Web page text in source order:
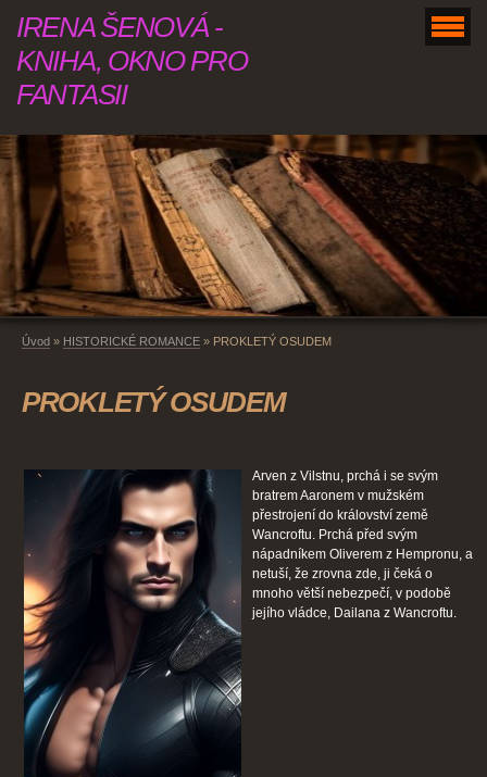
IRENA ŠENOVÁ -
KNIHA, OKNO PRO
FANTASII
Úvod » HISTORICKÉ ROMANCE » PROKLETÝ OSUDEM
PROKLETÝ OSUDEM
Arven z Vilstnu, prchá i se svým
bratrem Aaronem v mužském
přestrojení do království země
Wancroftu. Prchá před svým
nápadníkem Oliverem z Hempronu, a
netuší, že zrovna zde, ji čeká o
mnoho větší nebezpečí, v podobě
jejího vládce, Dailana z Wancroftu.